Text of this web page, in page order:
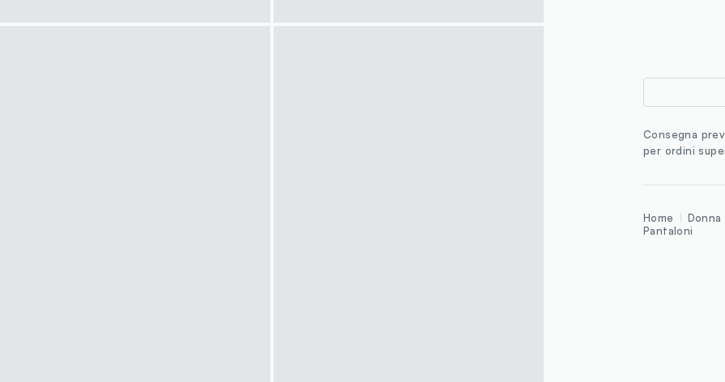
Consegna
per ordini
Home Donna
Pantaloni